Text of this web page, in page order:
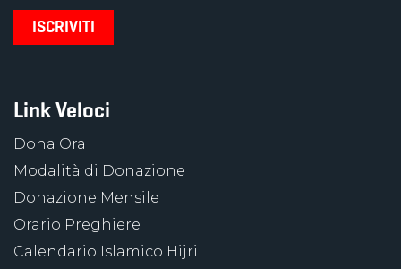
Link Veloci
Dona Ora
Modalità di Donazione
Donazione Mensile
Orario Preghiere
Calendario Islamico Hijri